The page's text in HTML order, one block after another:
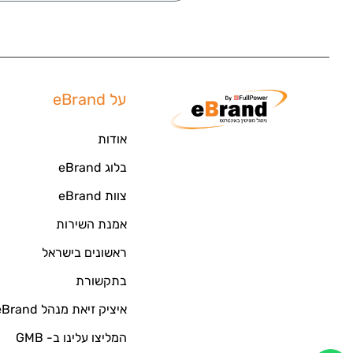
על eBrand
אודות
בלוג eBrand
צוות eBrand
אמנת השירות
ראשונים בישראל
בתקשורת
איציק זיאת מנהל eBrand
המליצו עלינו ב- GMB